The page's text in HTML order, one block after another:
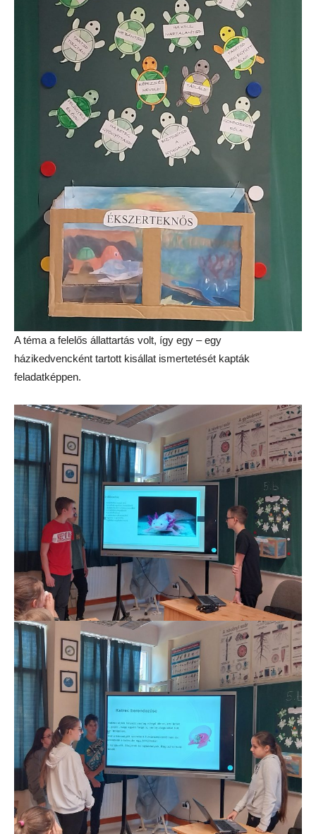
A téma a felelős állattartás volt, így egy – egy
házikedvencként tartott kisállat ismertetését kapták
feladatképpen.